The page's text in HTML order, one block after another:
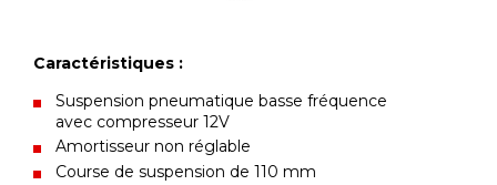
Caractéristiques :
Suspension pneumatique basse fréquence
avec compresseur 12V
Amortisseur non réglable
Course de suspension de 110 mm